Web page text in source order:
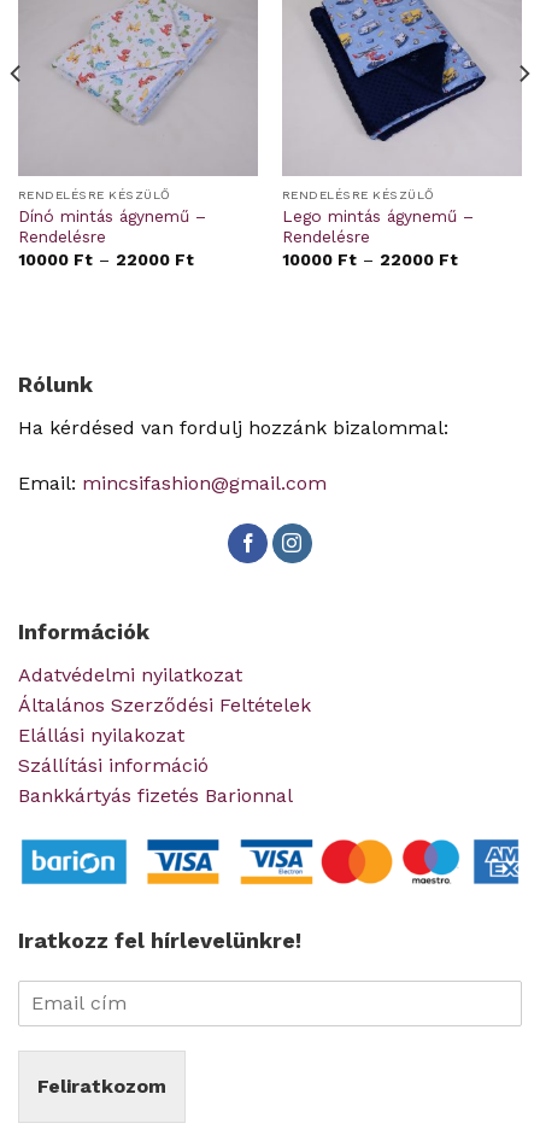
RENDELÉSRE KÉSZÜLŐ
Dínó mintás ágynemű –
Rendelésre
10000 Ft– 22000 Ft
RENDELÉSRE KÉSZÜLŐ
Lego mintás ágynemű –
Rendelésre
10000 Ft– 22000 Ft
Rólunk
Ha kérdésed van fordulj hozzánk bizalommal:
Email: mincsifashion@gmail.com
Információk
Adatvédelmi nyilatkozat
Általános Szerződési Feltételek
Elállási nyilakozat
Szállítási információ
Bankkártyás fizetés Barionnal
Iratkozz fel hírlevelünkre!
Feliratkozom